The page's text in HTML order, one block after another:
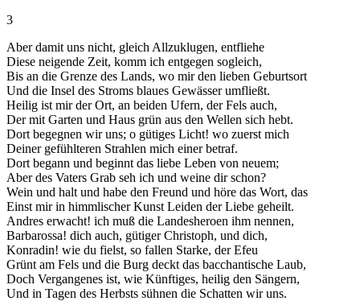
3
Aber damit uns nicht, gleich Allzuklugen, entfliehe
Diese neigende Zeit, komm ich entgegen sogleich,
Bis an die Grenze des Lands, wo mir den lieben Geburtsort
Und die Insel des Stroms blaues Gewässer umfließt.
Heilig ist mir der Ort, an beiden Ufern, der Fels auch,
Der mit Garten und Haus grün aus den Wellen sich hebt.
Dort begegnen wir uns; o gütiges Licht! wo zuerst mich
Deiner gefühlteren Strahlen mich einer betraf.
Dort begann und beginnt das liebe Leben von neuem;
Aber des Vaters Grab seh ich und weine dir schon?
Wein und halt und habe den Freund und höre das Wort, das
Einst mir in himmlischer Kunst Leiden der Liebe geheilt.
Andres erwacht! ich muß die Landesheroen ihm nennen,
Barbarossa! dich auch, gütiger Christoph, und dich,
Konradin! wie du fielst, so fallen Starke, der Efeu
Grünt am Fels und die Burg deckt das bacchantische Laub,
Doch Vergangenes ist, wie Künftiges, heilig den Sängern,
Und in Tagen des Herbsts sühnen die Schatten wir uns.